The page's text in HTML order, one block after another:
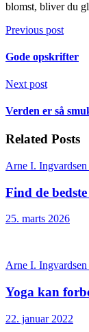
blomst, bliver du
Previous post
Gode opskrifter
Next post
Verden er så
Related Posts
Arne I. Ingvardsen
Find de
25. marts 2026
Arne I. Ingvardsen
Yoga kan
22. januar 2022